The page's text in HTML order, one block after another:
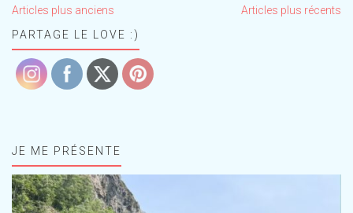
Navigation
des
Articles plus anciens
Articles plus récents
PARTAGE LE LOVE :)
JE ME PRÉSENTE